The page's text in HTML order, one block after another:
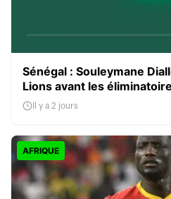
Sénégal : Souleymane
Lions avant les
Il y a 2 jours
AFRIQUE